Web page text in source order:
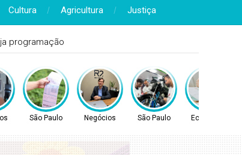
Cultura Agricultura Justiça
programação
São Paulo Negócios São Paulo Economia